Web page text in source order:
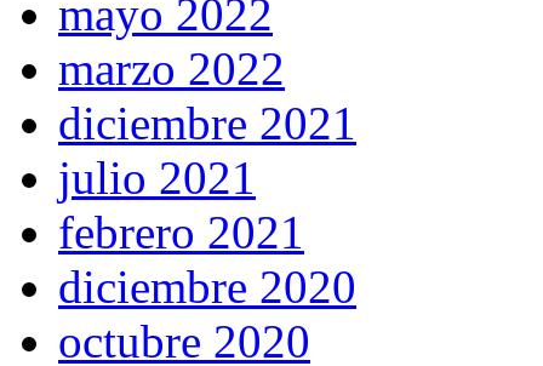
mayo 2022
marzo 2022
diciembre 2021
julio 2021
febrero 2021
diciembre 2020
octubre 2020